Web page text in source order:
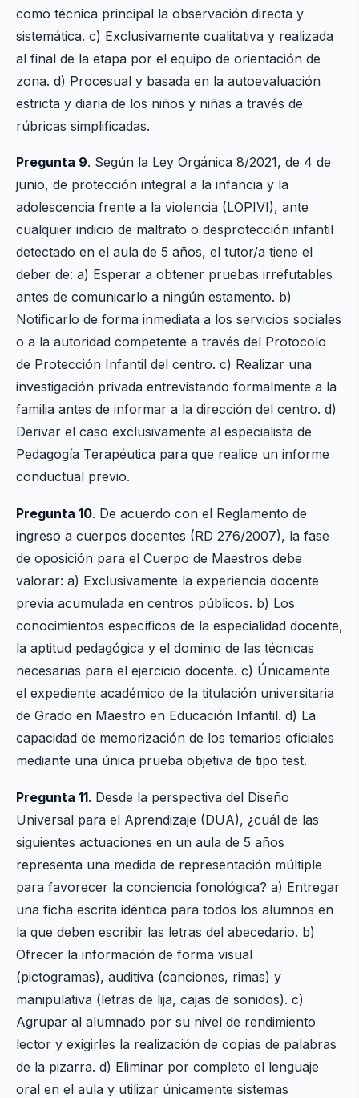
como técnica principal la observación directa y
sistemática. c) Exclusivamente cualitativa y realizada
al final de la etapa por el equipo de orientación de
zona. d) Procesual y basada en la autoevaluación
estricta y diaria de los niños y niñas a través de
rúbricas simplificadas.
Pregunta 9. Según la Ley Orgánica 8/2021, de 4 de
junio, de protección integral a la infancia y la
adolescencia frente a la violencia (LOPIVI), ante
cualquier indicio de maltrato o desprotección infantil
detectado en el aula de 5 años, el tutor/a tiene el
deber de: a) Esperar a obtener pruebas irrefutables
antes de comunicarlo a ningún estamento. b)
Notificarlo de forma inmediata a los servicios sociales
o a la autoridad competente a través del Protocolo
de Protección Infantil del centro. c) Realizar una
investigación privada entrevistando formalmente a la
familia antes de informar a la dirección del centro. d)
Derivar el caso exclusivamente al especialista de
Pedagogía Terapéutica para que realice un informe
conductual previo.
Pregunta 10. De acuerdo con el Reglamento de
ingreso a cuerpos docentes (RD 276/2007), la fase
de oposición para el Cuerpo de Maestros debe
valorar: a) Exclusivamente la experiencia docente
previa acumulada en centros públicos. b) Los
conocimientos específicos de la especialidad docente,
la aptitud pedagógica y el dominio de las técnicas
necesarias para el ejercicio docente. c) Únicamente
el expediente académico de la titulación universitaria
de Grado en Maestro en Educación Infantil. d) La
capacidad de memorización de los temarios oficiales
mediante una única prueba objetiva de tipo test.
Pregunta 11. Desde la perspectiva del Diseño
Universal para el Aprendizaje (DUA), ¿cuál de las
siguientes actuaciones en un aula de 5 años
representa una medida de representación múltiple
para favorecer la conciencia fonológica? a) Entregar
una ficha escrita idéntica para todos los alumnos en
la que deben escribir las letras del abecedario. b)
Ofrecer la información de forma visual
(pictogramas), auditiva (canciones, rimas) y
manipulativa (letras de lija, cajas de sonidos). c)
Agrupar al alumnado por su nivel de rendimiento
lector y exigirles la realización de copias de palabras
de la pizarra. d) Eliminar por completo el lenguaje
oral en el aula y utilizar únicamente sistemas